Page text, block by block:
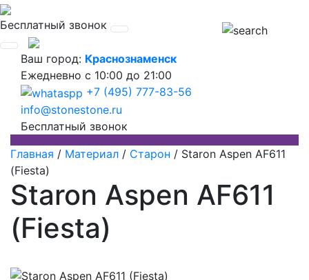
Бесплатный звонок
Ваш город: Краснознаменск
Ежедневно с 10:00 до 21:00
+7 (495) 777-83-56
info@stonestone.ru
Бесплатный звонок
Главная / Материал / Старон / Staron Aspen AF611
(Fiesta)
Staron Aspen AF611
(Fiesta)